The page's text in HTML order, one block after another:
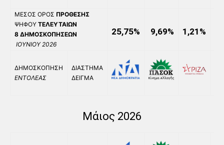
ΜΕΣΟΣ ΟΡΟΣ ΠΡΟΘΕΣΗΣ
ΨΗΦΟΥ ΤΕΛΕΥΤΑΙΩΝ
8 ΔΗΜΟΣΚΟΠΗΣΕΩΝ
ΙΟΥΝΙΟΥ 2026
25,75% 9,69% 1,21%
ΔΗΜΟΣΚΟΠΗΣΗ
ΕΝΤΟΛΕΑΣ
ΔΙΑΣΤΗΜΑ
ΔΕΙΓΜΑ
Μάιος 2026